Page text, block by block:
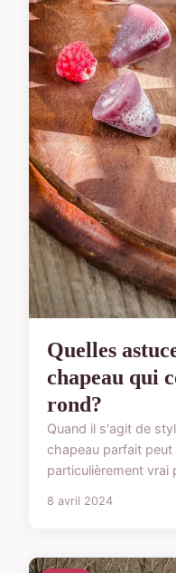
Quelles
chapeau qui
rond?
Quand il s'agit de
chapeau parfait
particulièrement vrai
8 avril 2024